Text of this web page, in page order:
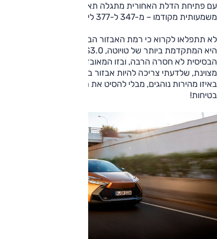
עם פתיחת הדלת האחורית מתגלה תא מטען שנפחו גדול
משמעותית מקודמו – מ-347 ל-377 ליטרים.
לא תתפלאו לקרוא כי רמת האבזור הבטיחותי גבוהה ביותר, כעת
הבסיסית לא חסרה הרבה, ובזו המאובזרת ביותר תצוגה עילית
מצוינת, שלדעתי צריכה להיות אבזור בטיחותי תקני. היי, לדעת
באיזו מהירות נוהגים, מבלי להסיט את העיניים מהכביש – זו
בטיחות!